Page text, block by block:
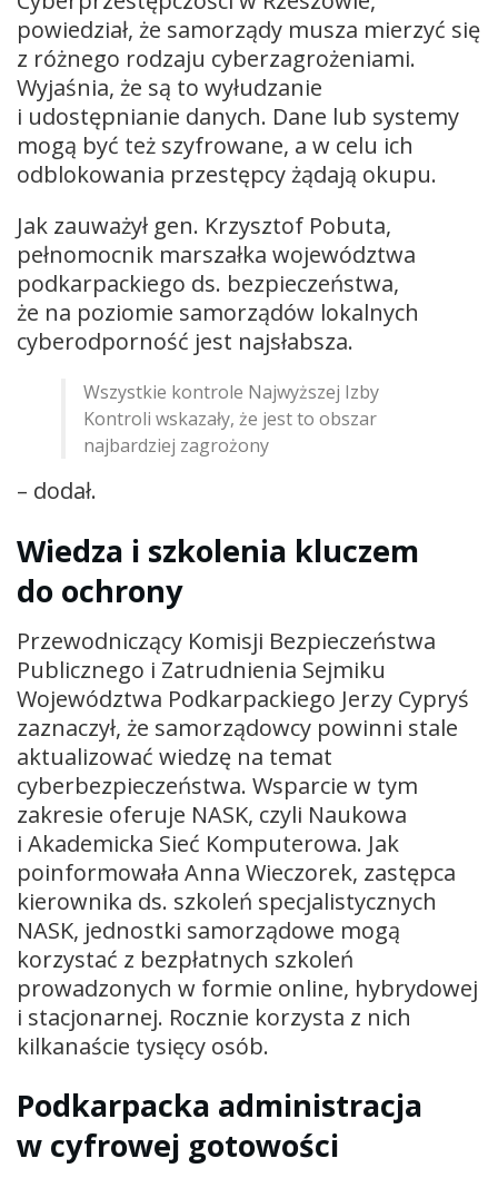
powiedział, że samorządy musza mierzyć się
z różnego rodzaju cyberzagrożeniami.
Wyjaśnia, że są to wyłudzanie
i udostępnianie danych. Dane lub systemy
mogą być też szyfrowane, a w celu ich
odblokowania przestępcy żądają okupu.
Jak zauważył gen. Krzysztof Pobuta,
pełnomocnik marszałka województwa
podkarpackiego ds. bezpieczeństwa,
że na poziomie samorządów lokalnych
cyberodporność jest najsłabsza.
Wszystkie kontrole Najwyższej Izby
Kontroli wskazały, że jest to obszar
najbardziej zagrożony
– dodał.
Wiedza i szkolenia kluczem
do ochrony
Przewodniczący Komisji Bezpieczeństwa
Publicznego i Zatrudnienia Sejmiku
Województwa Podkarpackiego Jerzy Cypryś
zaznaczył, że samorządowcy powinni stale
aktualizować wiedzę na temat
cyberbezpieczeństwa. Wsparcie w tym
zakresie oferuje NASK, czyli Naukowa
i Akademicka Sieć Komputerowa. Jak
poinformowała Anna Wieczorek, zastępca
kierownika ds. szkoleń specjalistycznych
NASK, jednostki samorządowe mogą
korzystać z bezpłatnych szkoleń
prowadzonych w formie online, hybrydowej
i stacjonarnej. Rocznie korzysta z nich
kilkanaście tysięcy osób.
Podkarpacka administracja
w cyfrowej gotowości